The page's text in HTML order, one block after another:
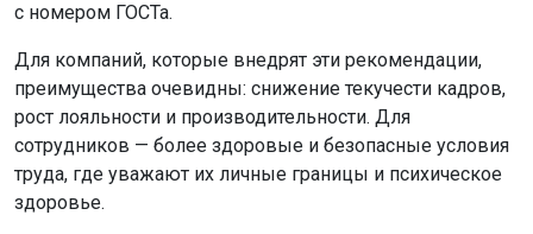
с номером ГОСТа.
Для компаний, которые внедрят эти рекомендации,
преимущества очевидны: снижение текучести кадров,
рост лояльности и производительности. Для
сотрудников — более здоровые и безопасные условия
труда, где уважают их личные границы и психическое
здоровье.